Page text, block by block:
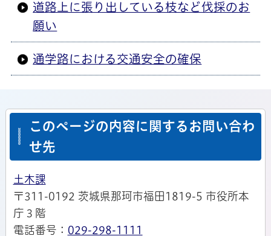
道路上に張り出している枝など伐採のお
願い
通学路における交通安全の確保
このページの内容に関するお問い合わ
せ先
土木課
〒311-0192 茨城県那珂市福田1819-5 市役所本
庁３階
電話番号： 029-298-1111